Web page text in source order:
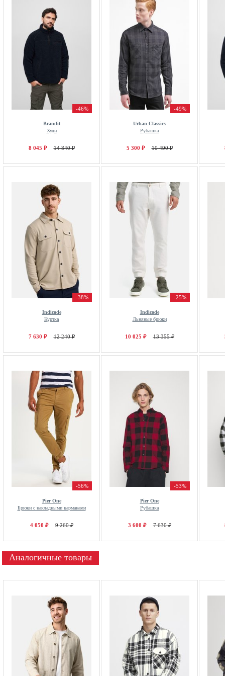
-46%
Brandit
Худи
8 045 ₽ 14 840 ₽
-49%
Urban Classics
Рубашка
5 300 ₽ 10 490 ₽
-38%
Indicode
Куртка
7 630 ₽ 12 240 ₽
-25%
Indicode
Льняные брюки
10 025 ₽ 13 355 ₽
-56%
Pier One
Брюки с накладными карманами
4 050 ₽ 9 260 ₽
-53%
Pier One
Рубашка
3 600 ₽ 7 630 ₽
Аналогичные товары